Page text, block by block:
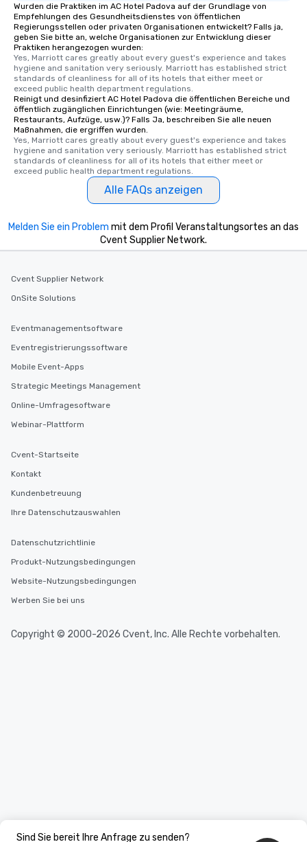
Wurden die Praktiken im AC Hotel Padova auf der Grundlage von
Empfehlungen des Gesundheitsdienstes von öffentlichen
Regierungsstellen oder privaten Organisationen entwickelt? Falls ja,
geben Sie bitte an, welche Organisationen zur Entwicklung dieser
Praktiken herangezogen wurden:
Yes, Marriott cares greatly about every guest's experience and takes
hygiene and sanitation very seriously. Marriott has established strict
standards of cleanliness for all of its hotels that either meet or
exceed public health department regulations.
Reinigt und desinfiziert AC Hotel Padova die öffentlichen Bereiche und
öffentlich zugänglichen Einrichtungen (wie: Meetingräume,
Restaurants, Aufzüge, usw.)? Falls Ja, beschreiben Sie alle neuen
Maßnahmen, die ergriffen wurden.
Yes, Marriott cares greatly about every guest's experience and takes
hygiene and sanitation very seriously. Marriott has established strict
standards of cleanliness for all of its hotels that either meet or
exceed public health department regulations.
Alle FAQs anzeigen
Sind Sie bereit Ihre Anfrage zu senden?
Melden Sie ein Problem mit dem Profil Veranstaltungsortes an das
Cvent Supplier Network.
Cvent Supplier Network
OnSite Solutions
Eventmanagementsoftware
Eventregistrierungssoftware
Mobile Event-Apps
Strategic Meetings Management
Online-Umfragesoftware
Webinar-Plattform
Cvent-Startseite
Kontakt
Kundenbetreuung
Ihre Datenschutzauswahlen
Datenschutzrichtlinie
Produkt-Nutzungsbedingungen
Website-Nutzungsbedingungen
Werben Sie bei uns
Copyright © 2000-2026 Cvent, Inc. Alle Rechte vorbehalten.